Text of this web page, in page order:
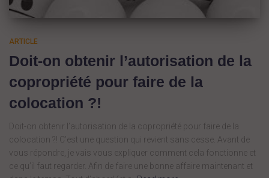
ARTICLE
Doit-on obtenir l’autorisation de la
copropriété pour faire de la
colocation ?!
Doit-on obtenir l’autorisation de la copropriété pour faire de la
colocation ?! C’est une question qui revient sans cesse. Avant de
vous répondre, je vais vous expliquer comment cela fonctionne et
ce qu’il faut regarder. Afin de faire une bonne affaire maintenant et